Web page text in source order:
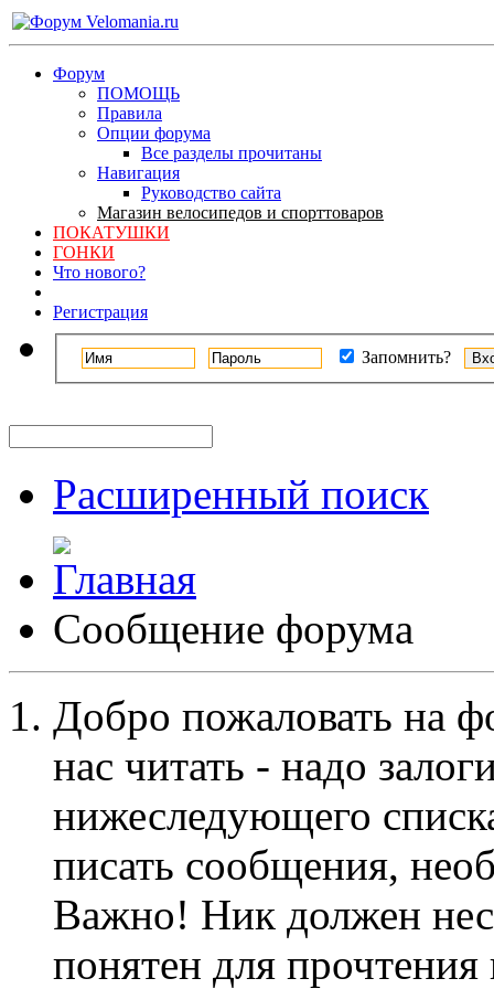
Форум
ПОМОЩЬ
Правила
Опции форума
Все разделы прочитаны
Навигация
Руководство сайта
Магазин велосипедов и спорттоваров
ПОКАТУШКИ
ГОНКИ
Что нового?
Регистрация
Запомнить?
Расширенный поиск
Сообщение форума
Добро пожаловать на
нас читать - надо
нижеследующего
писать сообщения,
Важно! Ник должен
понятен для